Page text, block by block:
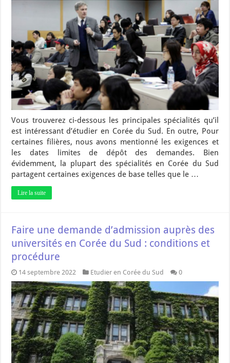
Vous trouverez ci-dessous les principales spécialités qu’il
est intéressant d’étudier en Corée du Sud. En outre, Pour
certaines filières, nous avons mentionné les exigences et
les dates limites de dépôt des demandes. Bien
évidemment, la plupart des spécialités en Corée du Sud
partagent certaines exigences de base telles que le …
Lire la suite
Faire une demande d’admission auprès des
universités en Corée du Sud : conditions et
procédure
14 septembre 2022 Etudier en Corée du Sud 0